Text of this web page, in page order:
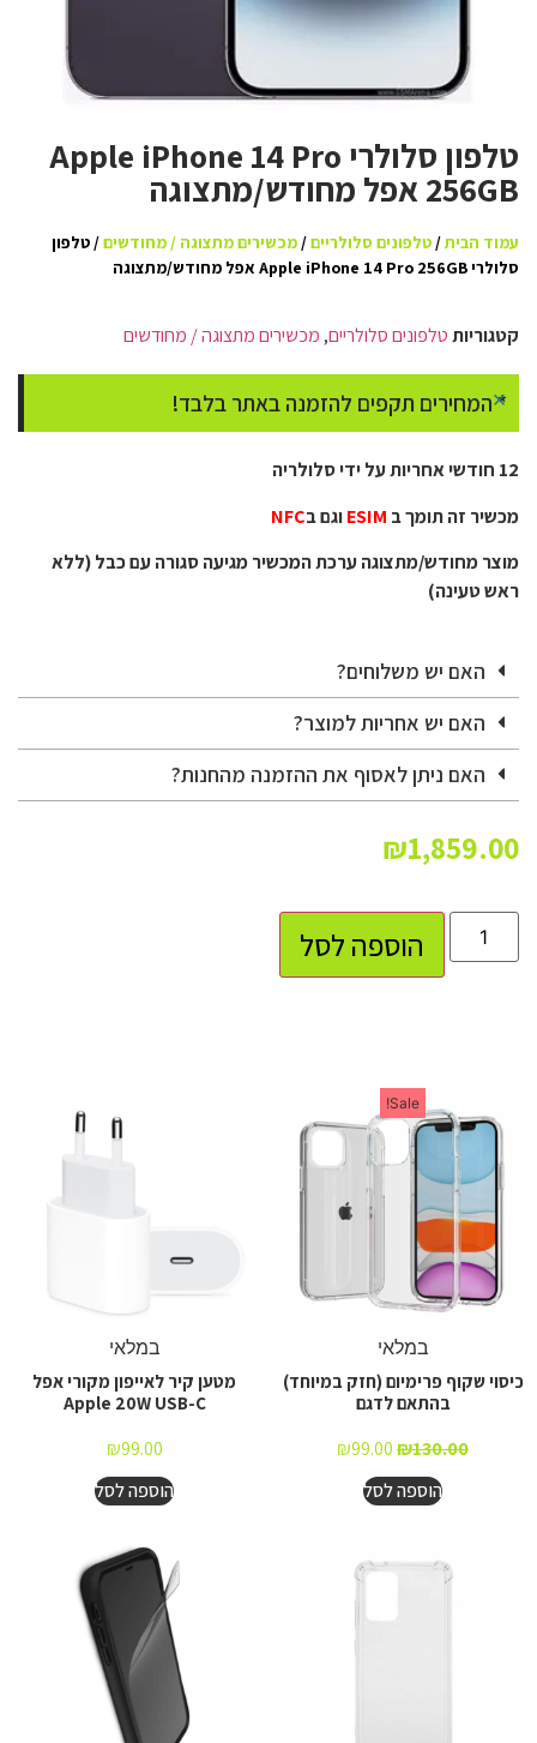
טלפון סלולרי Apple iPhone 14 Pro
256GB אפל מחודש/מתצוגה
עמוד הבית/טלפונים סלולריים/מכשירים מתצוגה / מחודשים/ טלפון
סלולרי Apple iPhone 14 Pro 256GB אפל מחודש/מתצוגה
קטגוריותטלפונים סלולריים, מכשירים מתצוגה / מחודשים
* המחירים תקפים להזמנה באתר בלבד!
×
12 חודשי אחריות על ידי סלולריה
מכשיר זה תומך ב ESIMוגם בNFC
מוצר מחודש/מתצוגה ערכת המכשיר מגיעה סגורה עם כבל (ללא
ראש טעינה)
האם יש משלוחים?
האם יש אחריות למוצר?
האם ניתן לאסוף את ההזמנה מהחנות?
₪1,859.00
הוספה לסל
Sale!
במלאי
כיסוי שקוף פרימיום (חזק במיוחד)
בהתאם לדגם
₪130.00
₪99.00
הוספה לסל
במלאי
מטען קיר לאייפון מקורי אפל
Apple 20W USB-C
₪99.00
הוספה לסל